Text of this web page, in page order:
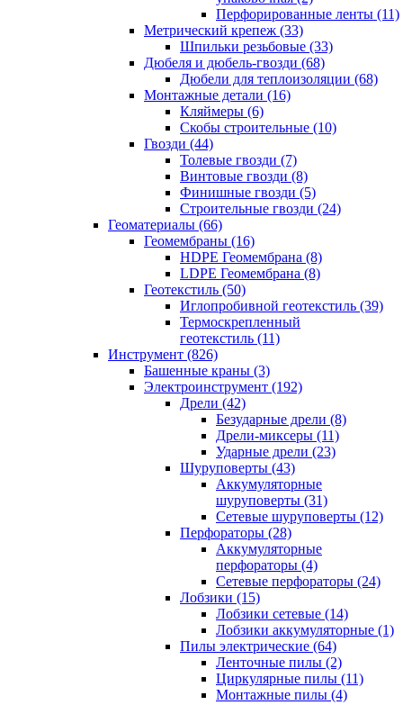
Перфорированные ленты (11)
Метрический крепеж (33)
Шпильки резьбовые (33)
Дюбеля и дюбель-гвозди (68)
Дюбели для теплоизоляции (68)
Монтажные детали (16)
Кляймеры (6)
Скобы строительные (10)
Гвозди (44)
Толевые гвозди (7)
Винтовые гвозди (8)
Финишные гвозди (5)
Строительные гвозди (24)
Геоматериалы (66)
Геомембраны (16)
HDPE Геомембрана (8)
LDPE Геомембрана (8)
Геотекстиль (50)
Иглопробивной геотекстиль (39)
Термоскрепленный
геотекстиль (11)
Инструмент (826)
Башенные краны (3)
Электроинструмент (192)
Дрели (42)
Безударные дрели (8)
Дрели-миксеры (11)
Ударные дрели (23)
Шуруповерты (43)
Аккумуляторные
шуруповерты (31)
Сетевые шуруповерты (12)
Перфораторы (28)
Аккумуляторные
перфораторы (4)
Сетевые перфораторы (24)
Лобзики (15)
Лобзики сетевые (14)
Лобзики аккумуляторные (1)
Пилы электрические (64)
Ленточные пилы (2)
Циркулярные пилы (11)
Монтажные пилы (4)